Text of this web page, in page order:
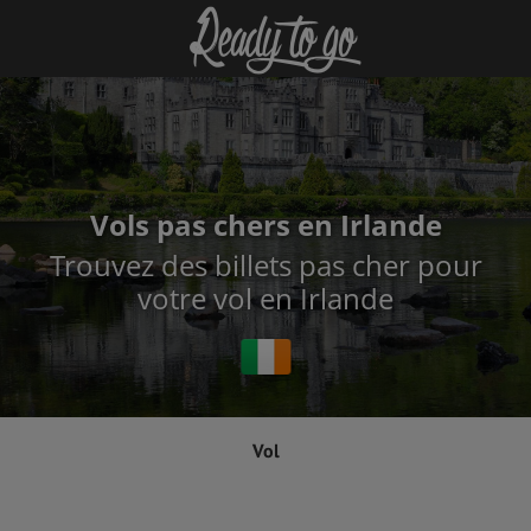
Vols pas chers en Irlande
Trouvez des billets pas cher pour
votre vol en Irlande
Vol